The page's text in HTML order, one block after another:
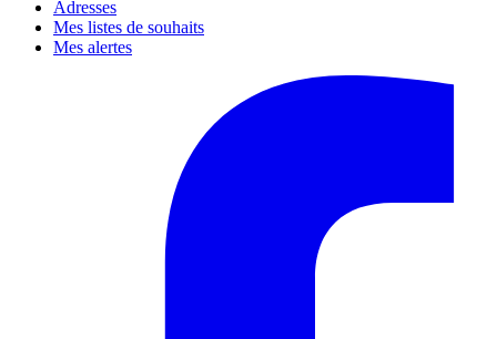
Adresses
Mes listes de souhaits
Mes alertes